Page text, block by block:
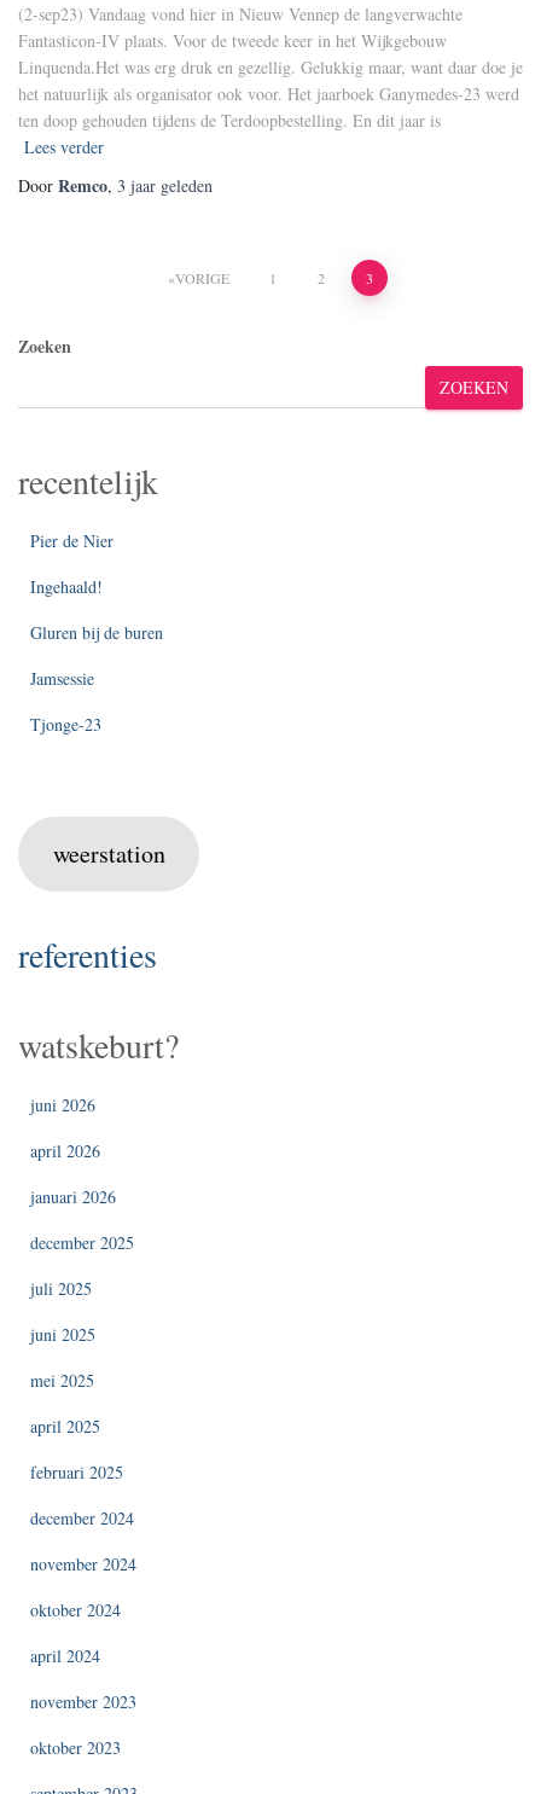
(2-sep23) Vandaag vond hier in Nieuw Vennep de langverwachte
Fantasticon-IV plaats. Voor de tweede keer in het Wijkgebouw
Linquenda.Het was erg druk en gezellig. Gelukkig maar, want daar doe je
het natuurlijk als organisator ook voor. Het jaarboek Ganymedes-23 werd
ten doop gehouden tijdens de Terdoopbestelling. En dit jaar is
Lees verder
Door Remco, 3 jaar geleden
paginering
VORIGE 1 2 3
Zoeken
ZOEKEN
recentelijk
Pier de Nier
Ingehaald!
Gluren bij de buren
Jamsessie
Tjonge-23
weerstation
referenties
watskeburt?
juni 2026
april 2026
januari 2026
december 2025
juli 2025
juni 2025
mei 2025
april 2025
februari 2025
december 2024
november 2024
oktober 2024
april 2024
november 2023
oktober 2023